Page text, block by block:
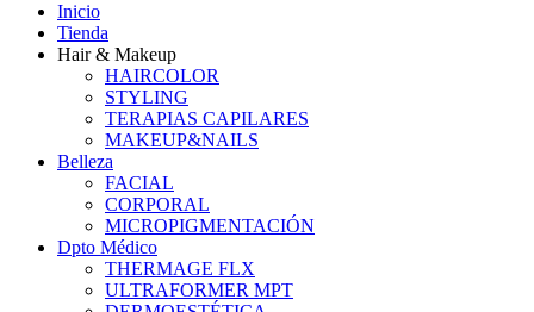
Inicio
Tienda
Hair & Makeup
HAIRCOLOR
STYLING
TERAPIAS CAPILARES
MAKEUP&NAILS
Belleza
FACIAL
CORPORAL
MICROPIGMENTACIÓN
Dpto Médico
THERMAGE FLX
ULTRAFORMER MPT